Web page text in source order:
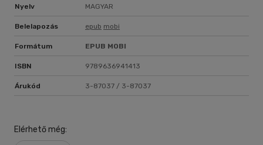
Nyelv MAGYAR
Belelapozás epub mobi
Formátum EPUB MOBI
ISBN 9789636941413
Árukód 3-87037 / 3-87037
Elérhető még: